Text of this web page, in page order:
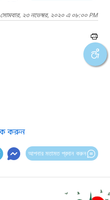
সোমবার, ২৩ নভেম্বর, ২০২০ এ ০৮:০০ PM
করুন
আপনার মতামত প্রদান করুন